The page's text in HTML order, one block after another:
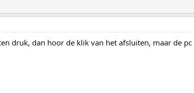
druk, dan hoor de klik van het afsluiten, maar de